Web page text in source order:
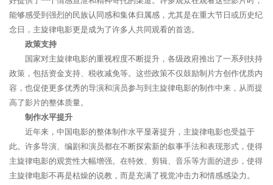
能够感受到强烈的民族认同感和集体归属感，尤其是在重大节日或历史纪
念日，主旋律电影更是成为了许多人共同观看的首选。
政策支持
国家对主旋律电影的重视程度不断提升，各级政府推出了一系列扶持
政策，包括资金支持、税收减免等。这些政策不仅鼓励制片方创作优质内
容，也促使更多优秀的导演和演员参与到主旋律电影的制作中来，从而提
高了影片的整体质量。
制作水平提升
近年来，中国电影的整体制作水平显著提升，主旋律电影也受益于
此。许多导演、编剧和演员都在不断探索新的叙事手法和表现形式，使得
主旋律电影的观赏性大幅增强。在特效、剪辑、音乐等方面的进步，使得
主旋律电影不再是枯燥的说教，而是充满了视觉冲击力和情感感染力。